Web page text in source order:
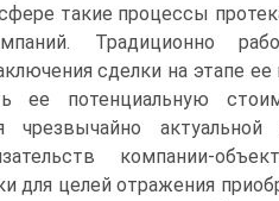
такие процессы
Традиционно
сделки на этапе
ее потенциальную
чрезвычайно актуальной
компании-
для целей отражения